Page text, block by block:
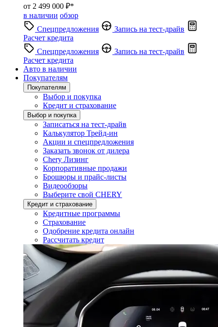
от 2 499 000 ₽*
в наличии обзор
Спецпредложения
Запись на тест-драйв
Расчет кредита
Спецпредложения
Запись на тест-драйв
Расчет кредита
Авто в наличии
Покупателям
Покупателям
Выбор и покупка
Кредит и страхование
Выбор и покупка
Записаться на тест-драйв
Калькулятор Трейд-ин
Акции и спецпредложения
Заказать звонок от дилера
Chery Лизинг
Корпоративные продажи
Брошюры и прайс-листы
Видеообзоры
Выберите свой CHERY
Кредит и страхование
Кредитные программы
Страхование
Одобрение кредита онлайн
Рассчитать кредит